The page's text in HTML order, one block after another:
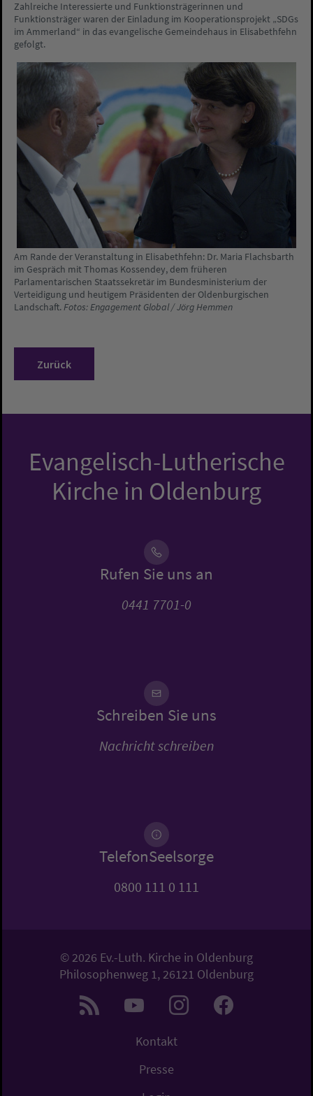
Zahlreiche Interessierte und Funktionsträgerinnen und
Funktionsträger waren der Einladung im Kooperationsprojekt „SDGs
im Ammerland“ in das evangelische Gemeindehaus in Elisabethfehn
gefolgt.
Am Rande der Veranstaltung in Elisabethfehn: Dr. Maria Flachsbarth
im Gespräch mit Thomas Kossendey, dem früheren
Parlamentarischen Staatssekretär im Bundesministerium der
Verteidigung und heutigem Präsidenten der Oldenburgischen
Landschaft.Fotos: Engagement Global / Jörg Hemmen
Zurück
Evangelisch-Lutherische
Kirche in Oldenburg
Rufen Sie uns an
0441 7701-0
Schreiben Sie uns
Nachricht schreiben
TelefonSeelsorge
0800 111 0 111
© 2026 Ev.-Luth. Kirche in Oldenburg
Philosophenweg 1, 26121 Oldenburg
Kontakt
Presse